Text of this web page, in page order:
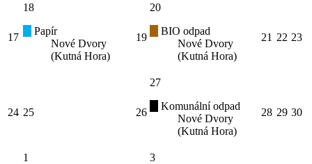
17
18
Papír
Nové Dvory
(Kutná Hora)
19
20
BIO odpad
Nové Dvory
(Kutná Hora)
21 22 23
24 25 26
27
Komunální odpad
Nové Dvory
(Kutná Hora)
28 29 30
1
3